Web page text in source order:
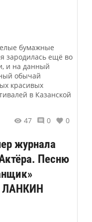
бумажные
зародилась ещё во
и на данный
обычай
красивых
в Казанской
47
0 0
журнала
Песню
ЛАНКИН